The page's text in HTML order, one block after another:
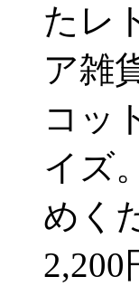
たレ
ア雑
コッ
イズ
めく
2,200